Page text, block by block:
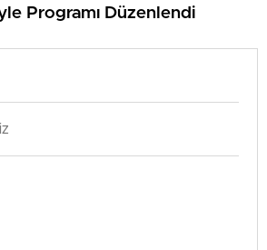
Programı Düzenlendi